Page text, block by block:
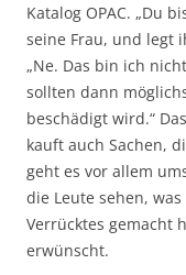
Katalog OPAC. „Du
seine Frau, und legt
„Ne. Das bin ich
sollten dann
beschädigt wird.“
kauft auch Sachen,
geht es vor allem
die Leute sehen,
Verrücktes gemacht
erwünscht.